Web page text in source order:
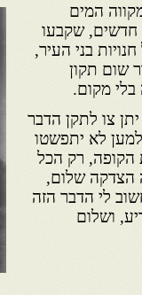
המים
חדשים, שקבעו
בני העיר,
שום תקון
בלי מקום.
יתן צו לתקן הדבר
לא יתפשטו
הקופה, רק הכל
הצדקה שלום,
לי הדבר הזה
ושלום